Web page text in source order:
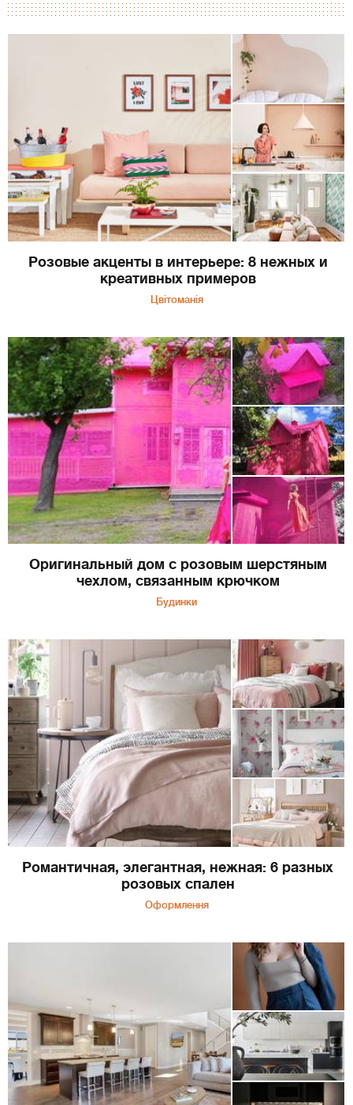
Розовые акценты в интерьере: 8 нежных и
креативных примеров
Цвітоманія
Оригинальный дом с розовым шерстяным
чехлом, связанным крючком
Будинки
Романтичная, элегантная, нежная: 6 разных
розовых спален
Оформлення